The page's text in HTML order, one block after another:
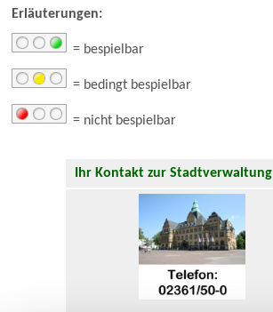
Erläuterungen:
= bespielbar
= bedingt bespielbar
= nicht bespielbar
Ihr Kontakt zur Stadtverwaltung